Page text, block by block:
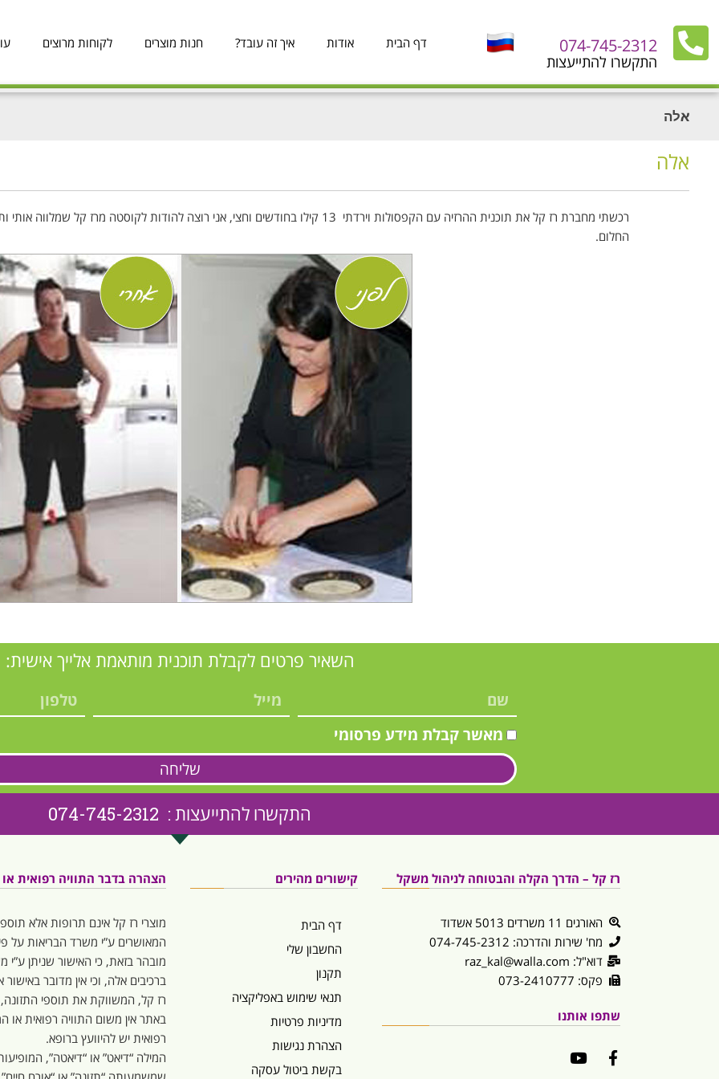
074-745-2312
התקשרו להתייעצות
דף הבית אודות איך זה עובד? חנות מוצרים לקוחות מרוצים
אלה
אלה
רכשתי מחברת רז קל את תוכנית ההרזיה עם הקפסולות וירדתי 13 קילו בחודשים וחצי, אני רוצה
החלום.
השאיר פרטים לקבלת תוכנית מותאמת אלייך אישית:
מאשר קבלת מידע פרסומי
שליחה
התקשרו להתייעצות : 074-745-2312
רז קל – הדרך הקלה והבטוחה לניהול משקל
האורגים 11 משרדים 5013 אשדוד
מח' שירות והדרכה: 074-745-2312
דוא"ל: raz_kal@walla.com
פקס: 073-2410777
שתפו אותנו
קישורים מהירים
דף הבית
החשבון שלי
תקנון
תנאי שימוש באפליקציה
מדיניות פרטיות
הצהרת נגישות
בקשת ביטול עסקה
הצהרה בדבר התוויה רפואית או
מוצרי רז קל אינם תרופות אלא
המאושרים ע”י משרד הבריאות על
מובהר בזאת, כי האישור שניתן
ברכיבים אלה, וכי אין מדובר
רז קל, המשווקת את תוספי
באתר אין משום התוויה רפואית או
רפואית יש להיוועץ ברופא.